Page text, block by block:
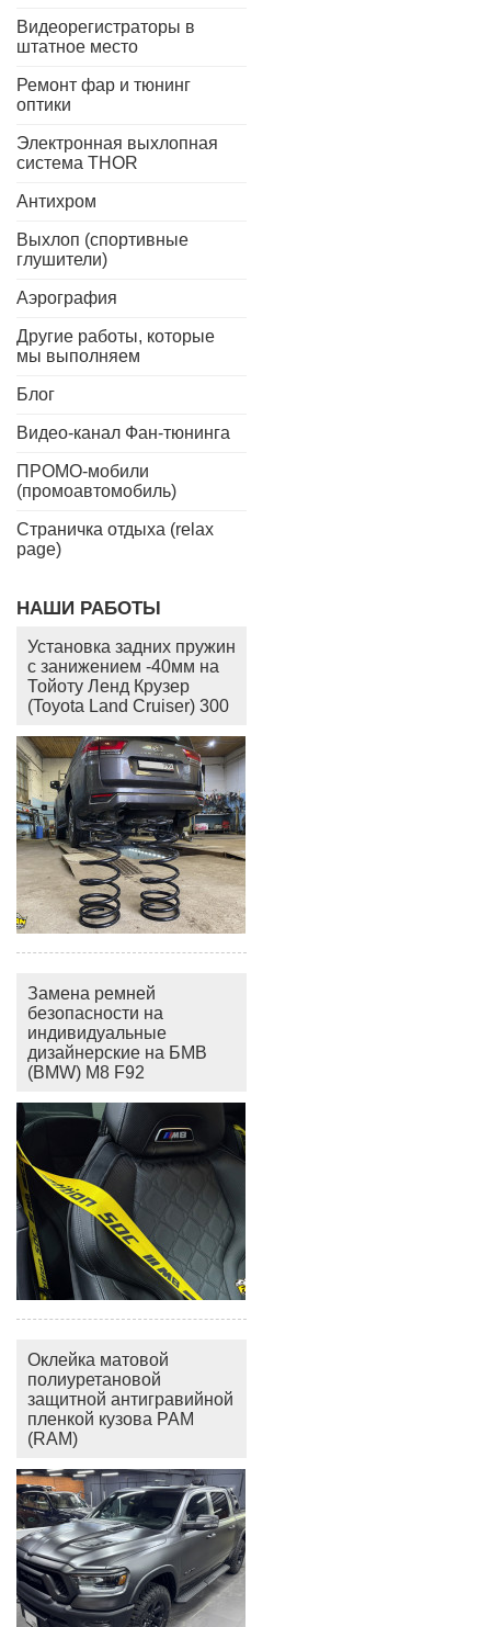
Видеорегистраторы в
штатное место
Ремонт фар и тюнинг
оптики
Электронная выхлопная
система THOR
Антихром
Выхлоп (спортивные
глушители)
Аэрография
Другие работы, которые
мы выполняем
Блог
Видео-канал Фан-тюнинга
ПРОМО-мобили
(промоавтомобиль)
Страничка отдыха (relax
page)
НАШИ РАБОТЫ
Установка задних пружин
с занижением -40мм на
Тойоту Ленд Крузер
(Toyota Land Cruiser) 300
Замена ремней
безопасности на
индивидуальные
дизайнерские на БМВ
(BMW) M8 F92
Оклейка матовой
полиуретановой
защитной антигравийной
пленкой кузова РАМ
(RAM)